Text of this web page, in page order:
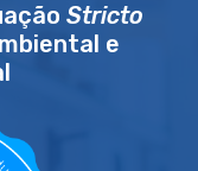
Stricto
e